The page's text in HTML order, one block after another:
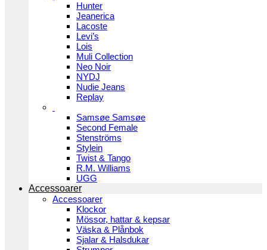
Hunter
Jeanerica
Lacoste
Levi’s
Lois
Muli Collection
Neo Noir
NYDJ
Nudie Jeans
Replay
Samsøe Samsøe
Second Female
Stenströms
Stylein
Twist & Tango
R.M. Williams
UGG
Accessoarer
Accessoarer
Klockor
Mössor, hattar & kepsar
Väska & Plånbok
Sjalar & Halsdukar